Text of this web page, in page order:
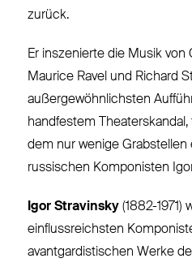
zurück.
Er inszenierte die Musik von
Maurice Ravel und Richard
außergewöhnlichsten
handfestem
dem nur wenige Grabstellen
russischen Komponisten
Igor Stravinsky (1882-1971)
einflussreichsten
avantgardistischen Werke